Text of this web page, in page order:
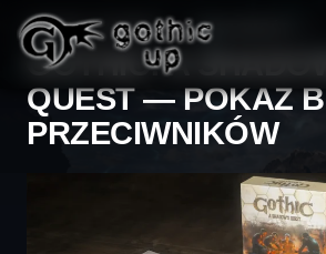
STRONA GŁÓWNA > WIADOMOŚCI
GOTHIC: A
QUEST — POKAZ
PRZECIWNIKÓW